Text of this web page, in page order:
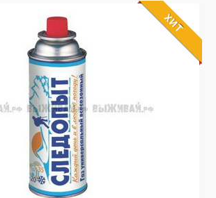
Газ ЗИМНИЙ «Следопыт»,
Артикул: 14-0416